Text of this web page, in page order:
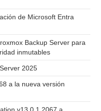
de Microsoft Entra
Backup Server para
inmutables
2025
a la nueva versión